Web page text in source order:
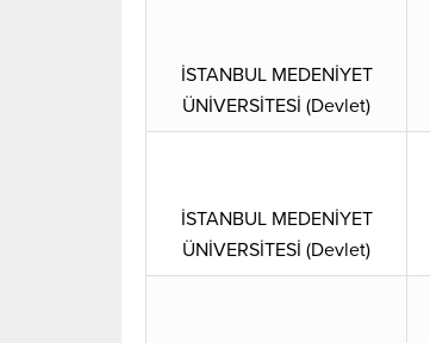
İSTANBUL MEDENİYET
ÜNİVERSİTESİ (Devlet)
İSTANBUL MEDENİYET
ÜNİVERSİTESİ (Devlet)